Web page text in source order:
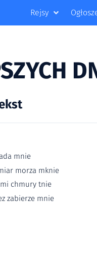
Rejsy
mnie
morza mknie
chmury tnie
zabierze mnie